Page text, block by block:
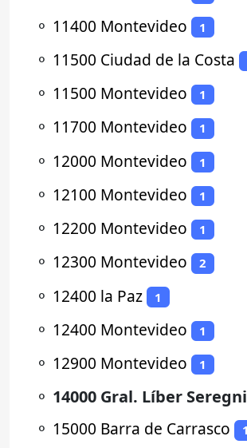
⚬ 11400 Montevideo 1
⚬ 11500 Ciudad de la Costa
⚬ 11500 Montevideo 1
⚬ 11700 Montevideo 1
⚬ 12000 Montevideo 1
⚬ 12100 Montevideo 1
⚬ 12200 Montevideo 1
⚬ 12300 Montevideo 2
⚬ 12400 la Paz 1
⚬ 12400 Montevideo 1
⚬ 12900 Montevideo 1
⚬ 14000 Gral. Líber Seregni
⚬ 15000 Barra de Carrasco 1